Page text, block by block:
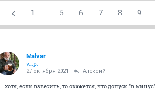
1 ... 5 6 7 8 9
Malvar
v.i.p.
27 октября 2021 Алексий
...хотя, если взвесить, то окажется, что допуск "в минус"